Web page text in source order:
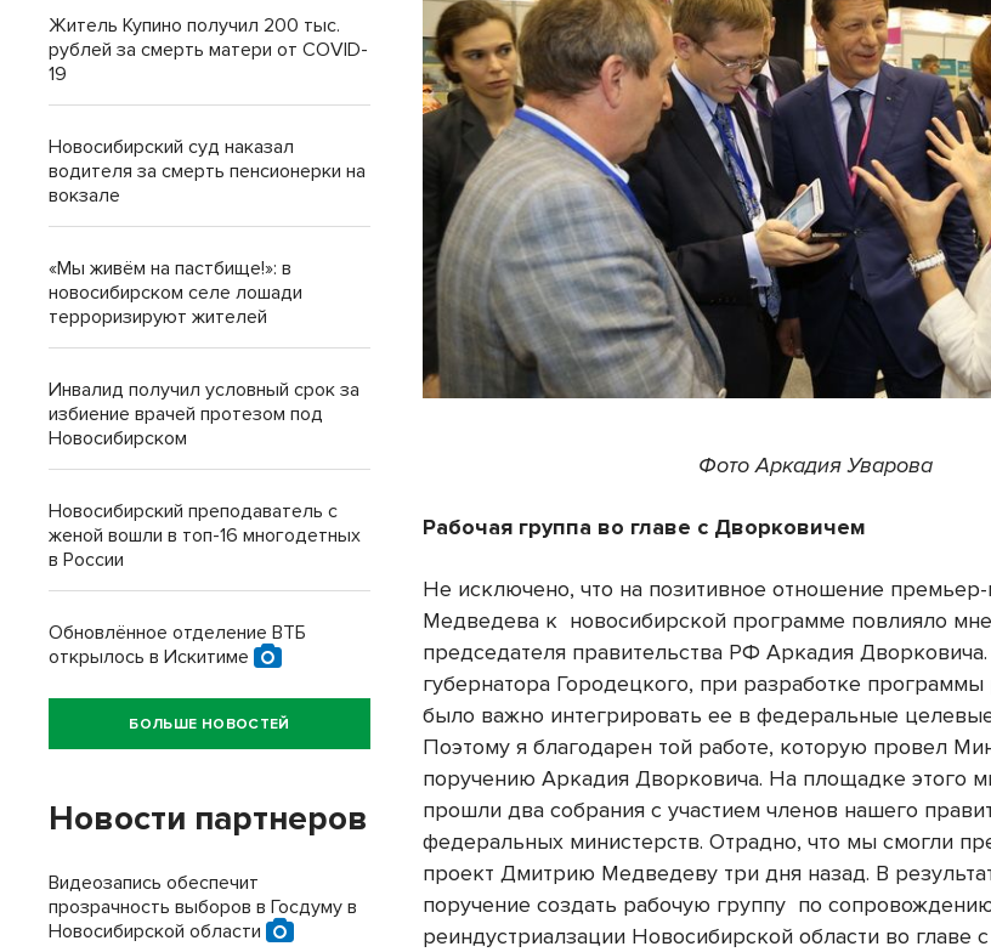
Фото Аркадия Уварова
Рабочая группа во главе с Дворковичем
Не исключено, что на позитивное отношение
Медведева к новосибирской программе повлияло
председателя правительства РФ Аркадия
губернатора Городецкого, при разработке
было важно интегрировать ее в федеральные
Поэтому я благодарен той работе, которую провел
поручению Аркадия Дворковича. На площадке этого
прошли два собрания с участием членов нашего
федеральных министерств. Отрадно, что мы смогли
проект Дмитрию Медведеву три дня назад. В
поручение создать рабочую группу по
реиндустриалзации Новосибирской области во главе
Житель Купино получил 200 тыс.
рублей за смерть матери от COVID-
19
Новосибирский суд наказал
водителя за смерть пенсионерки на
вокзале
«Мы живём на пастбище!»: в
новосибирском селе лошади
терроризируют жителей
Инвалид получил условный срок за
избиение врачей протезом под
Новосибирском
Новосибирский преподаватель с
женой вошли в топ-16 многодетных
в России
Обновлённое отделение ВТБ
открылось в Искитиме
БОЛЬШЕ НОВОСТЕЙ
Новости партнеров
Видеозапись обеспечит
прозрачность выборов в Госдуму в
Новосибирской области